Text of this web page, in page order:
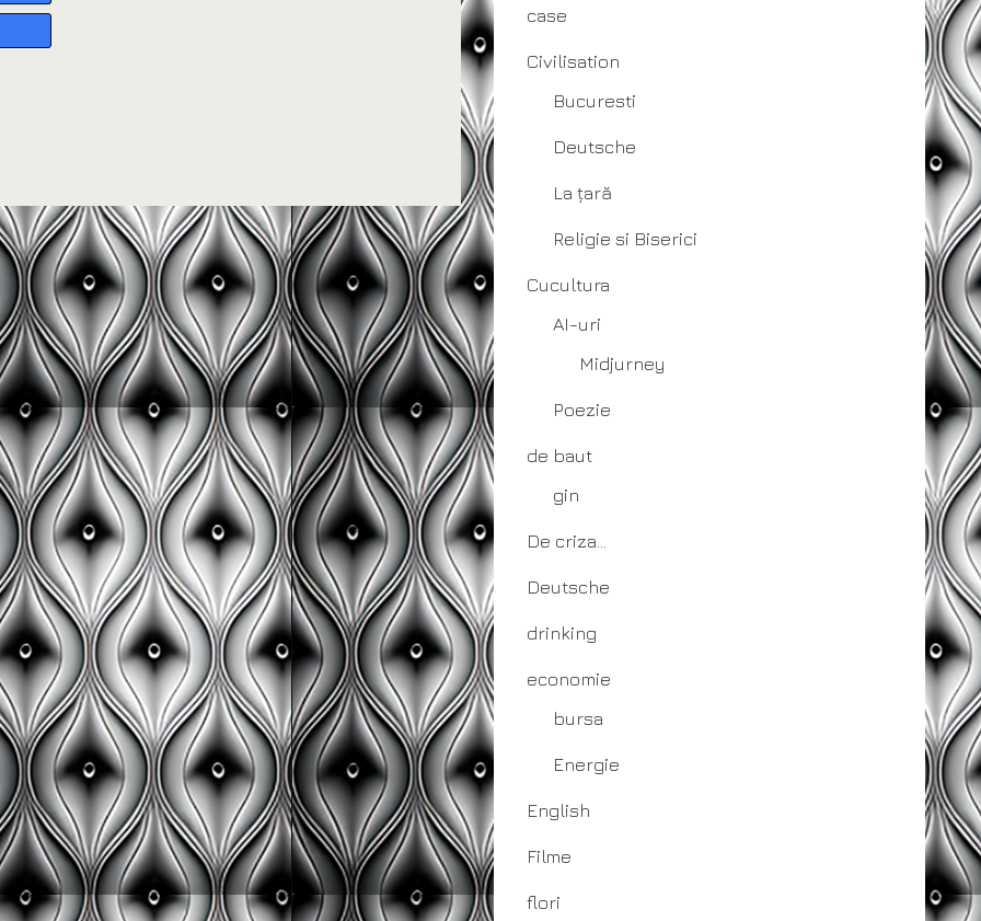
Website case
Civilisation
Bucuresti
Deutsche
La țară
Religie si Biserici
Cucultura
AI-uri
Midjurney
Poezie
de baut
gin
De criza…
Deutsche
drinking
economie
bursa
Energie
English
Filme
flori